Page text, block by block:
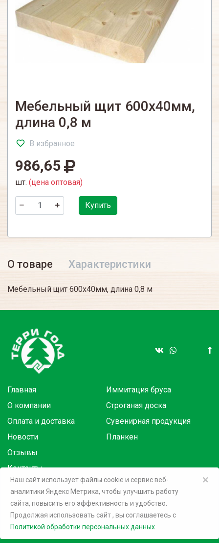
Мебельный щит 600х40мм,
длина 0,8 м
В избранное
986,65
шт. (цена оптовая)
Купить
О товаре Характеристики
Мебельный щит 600х40мм, длина 0,8 м
Главная
О компании
Оплата и доставка
Новости
Отзывы
Контакты
Иммитация бруса
Строганая доска
Сувенирная продукция
Планкен
Товары в розницу на маркетплейсах:
©2026 Терри Голд
×
Наш сайт использует файлы cookie и сервис веб-
аналитики Яндекс Метрика, чтобы улучшить работу
сайта, повысить его эффективность и удобство.
Продолжая использовать сайт, вы соглашаетесь c
Политикой обработки персональных данных